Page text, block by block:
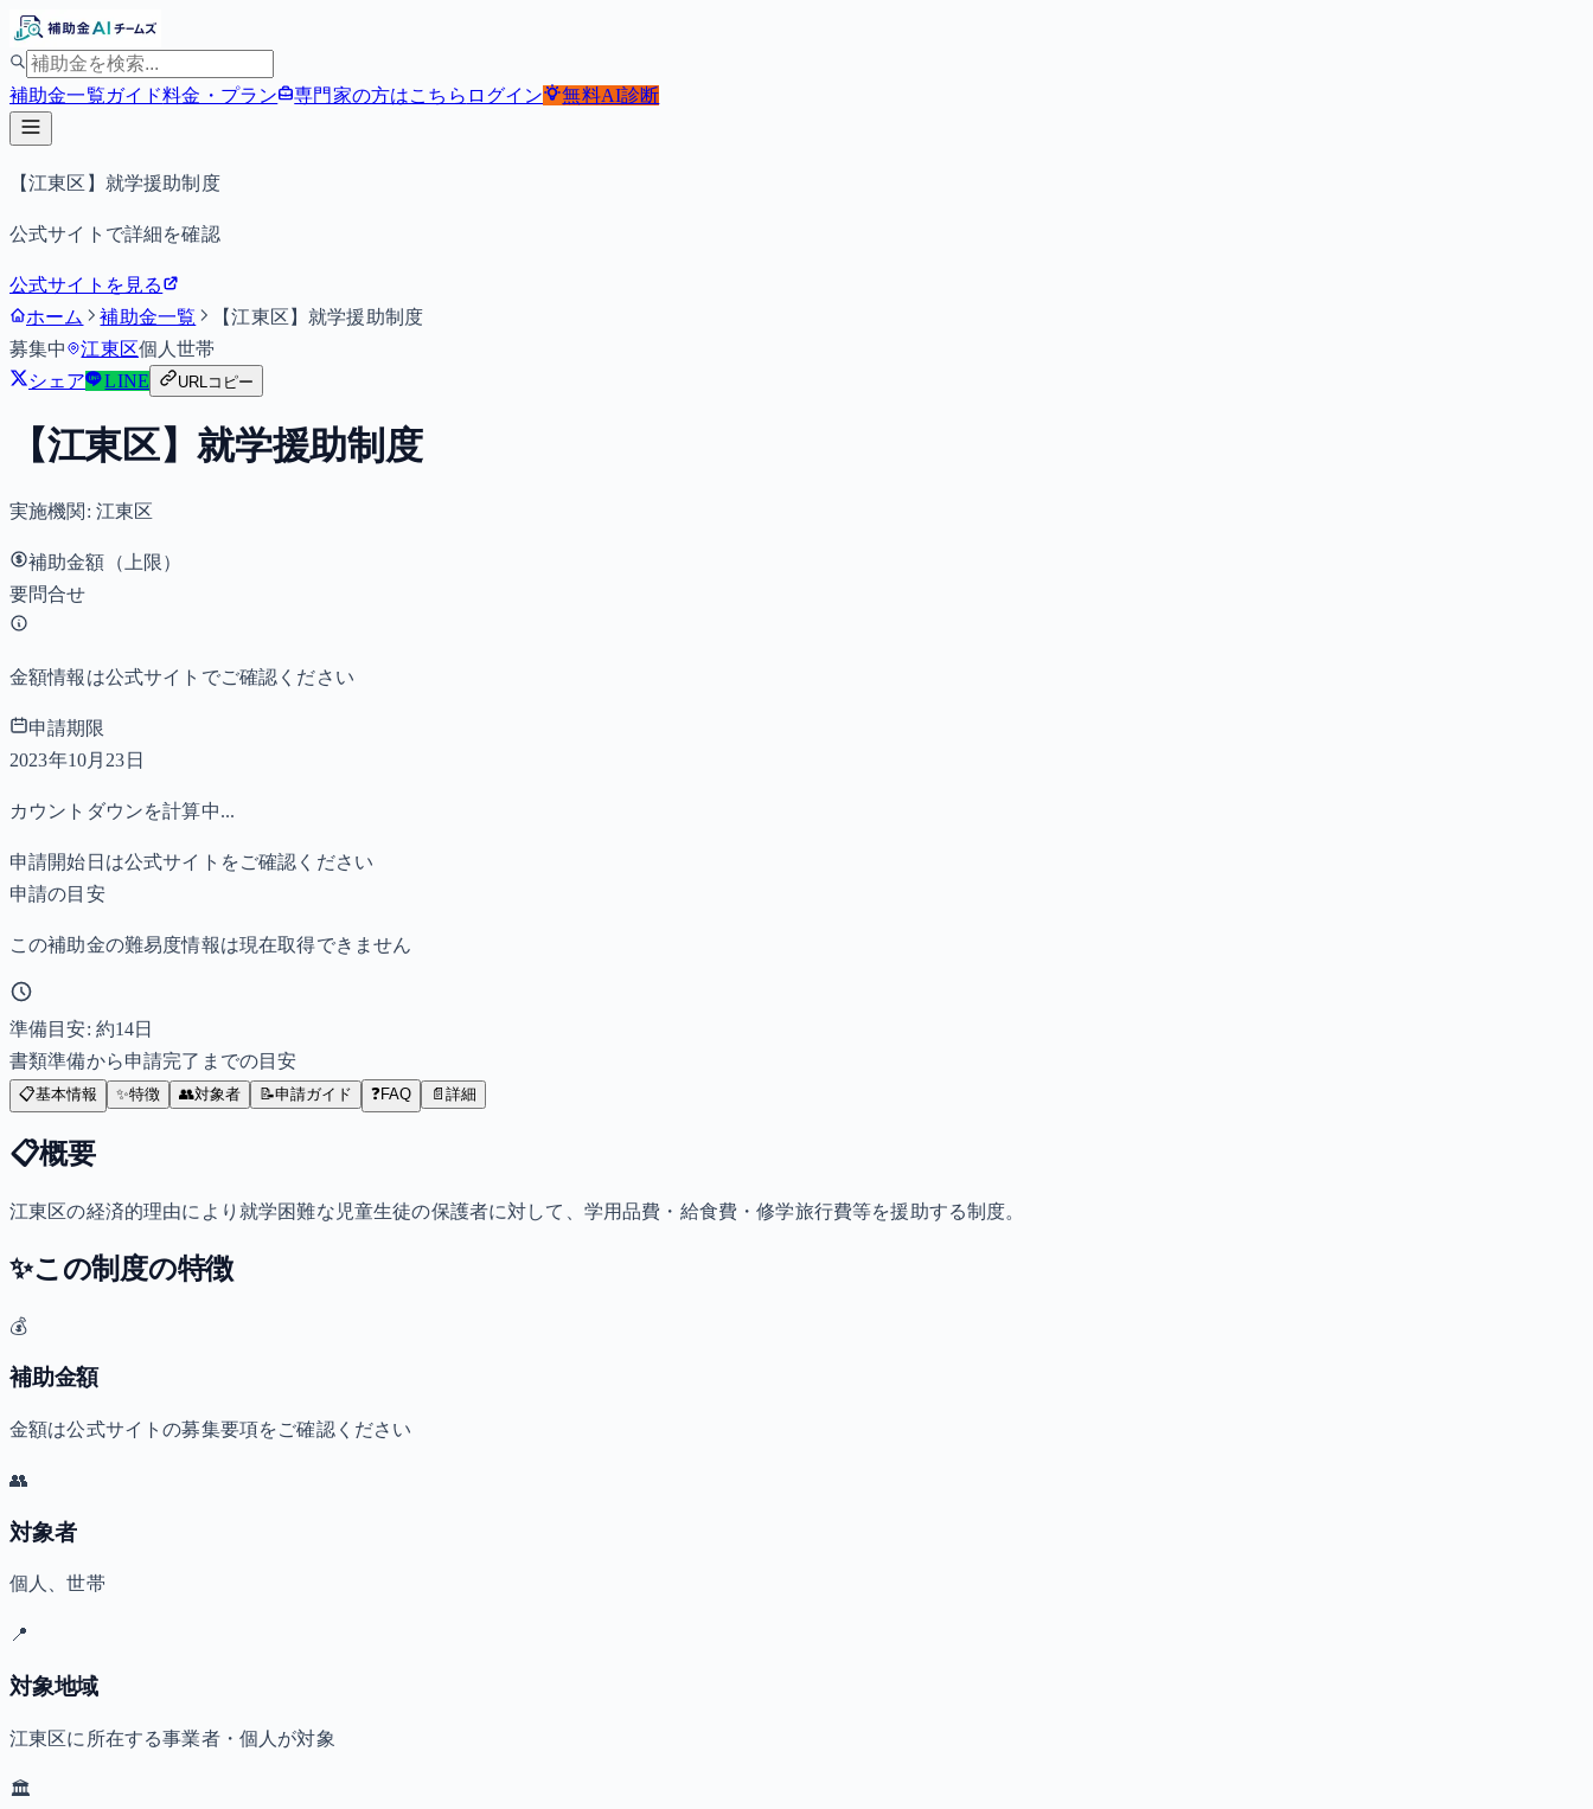
補助金一覧ガイド料金・プラン 専門家の方はこちら ログイン 無料AI診断
【江東区】就学援助制度
公式サイトで詳細を確認
公式サイトを見る
ホーム
補助金一覧
【江東区】就学援助制度
募集中
江東区個人世帯
シェア
LINE URLコピー
【江東区】就学援助制度
実施機関: 江東区
補助金額（上限）
要問合せ
金額情報は公式サイトでご確認ください
申請期限
2023年10月23日
カウントダウンを計算中...
申請開始日は公式サイトをご確認ください
申請の目安
この補助金の難易度情報は現在取得できません
準備目安: 約14日
書類準備から申請完了までの目安
📋基本情報 ✨特徴 👥対象者 📝申請ガイド ❓FAQ 📄 詳細
📋概要
江東区の経済的理由により就学困難な児童生徒の保護者に対して、学用品費・給食費・修学旅行費等を援助する制度。
✨この制度の特徴
💰
補助金額
金額は公式サイトの募集要項をご確認ください
👥
対象者
個人、世帯
📍
対象地域
江東区に所在する事業者・個人が対象
🏛️